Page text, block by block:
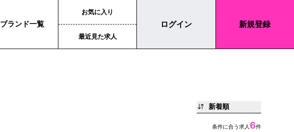
ブランド一覧
お気に入り
最近見た求人
ログイン 新規登録
新着順
条件に合う求人 6件